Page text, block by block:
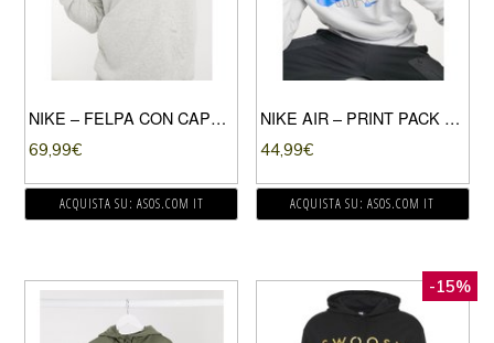
NIKE – FELPA CON CAPPUCCIO E LOGO GRIGIA-GRIGIO
69,99€
ACQUISTA SU: ASOS.COM IT
NIKE AIR – PRINT PACK – FELPA GIROCOLLO GRIGIA-GRIGIO
44,99€
ACQUISTA SU: ASOS.COM IT
-15%